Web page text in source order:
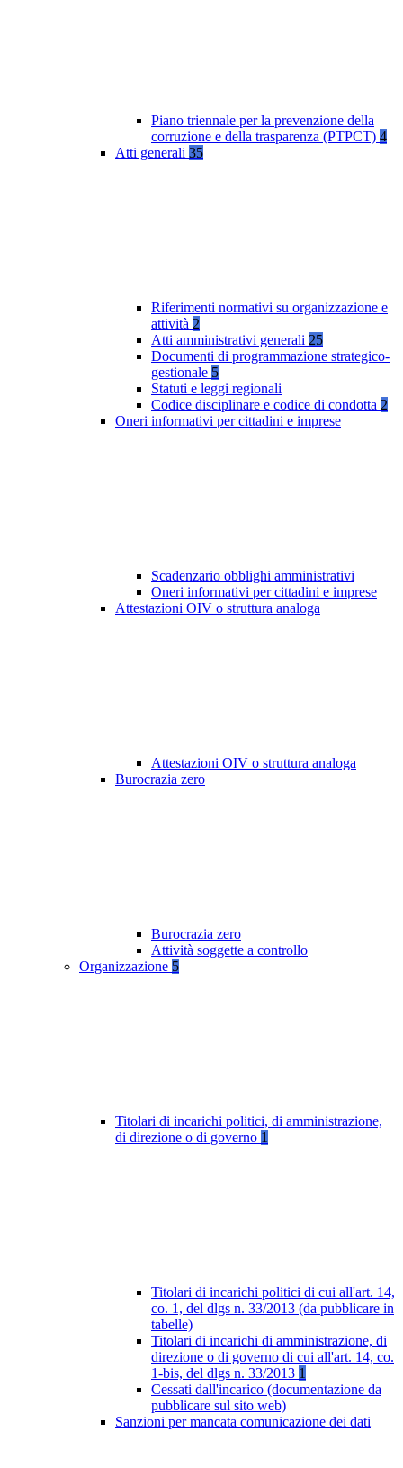
Piano triennale per la prevenzione della
corruzione e della trasparenza (PTPCT) 4
Atti generali 35
Riferimenti normativi su organizzazione e
attività 2
Atti amministrativi generali 25
Documenti di programmazione strategico-
gestionale 5
Statuti e leggi regionali
Codice disciplinare e codice di condotta 2
Oneri informativi per cittadini e imprese
Scadenzario obblighi amministrativi
Oneri informativi per cittadini e imprese
Attestazioni OIV o struttura analoga
Attestazioni OIV o struttura analoga
Burocrazia zero
Burocrazia zero
Attività soggette a controllo
Organizzazione 5
Titolari di incarichi politici, di amministrazione,
di direzione o di governo 1
Titolari di incarichi politici di cui all'art. 14,
co. 1, del dlgs n. 33/2013 (da pubblicare in
tabelle)
Titolari di incarichi di amministrazione, di
direzione o di governo di cui all'art. 14, co.
1-bis, del dlgs n. 33/2013 1
Cessati dall'incarico (documentazione da
pubblicare sul sito web)
Sanzioni per mancata comunicazione dei dati